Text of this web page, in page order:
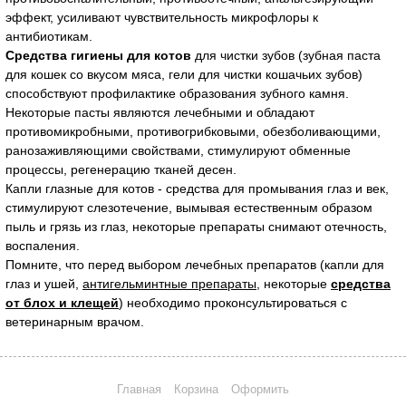
эффект, усиливают чувствительность микрофлоры к
антибиотикам.
Средства гигиены для котов для чистки зубов (зубная паста
для кошек со вкусом мяса, гели для чистки кошачьих зубов)
способствуют профилактике образования зубного камня.
Некоторые пасты являются лечебными и обладают
противомикробными, противогрибковыми, обезболивающими,
ранозаживляющими свойствами, стимулируют обменные
процессы, регенерацию тканей десен.
Капли глазные для котов - средства для промывания глаз и век,
стимулируют слезотечение, вымывая естественным образом
пыль и грязь из глаз, некоторые препараты снимают отечность,
воспаления.
Помните, что перед выбором лечебных препаратов (капли для
глаз и ушей, антигельминтные препараты , некоторые средства
от блох и клещей) необходимо проконсультироваться с
ветеринарным врачом.
Главная Корзина Оформить